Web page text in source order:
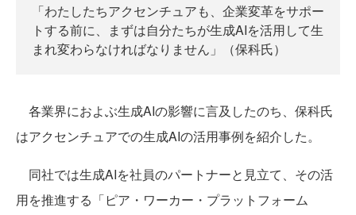
「わたしたちアクセンチュアも、企業変革をサポー
トする前に、まずは自分たちが生成AIを活用して生
まれ変わらなければなりません」（保科氏）
各業界におよぶ生成AIの影響に言及したのち、保科氏
はアクセンチュアでの生成AIの活用事例を紹介した。
同社では生成AIを社員のパートナーと見立て、その活
用を推進する「ピア・ワーカー・プラットフォーム